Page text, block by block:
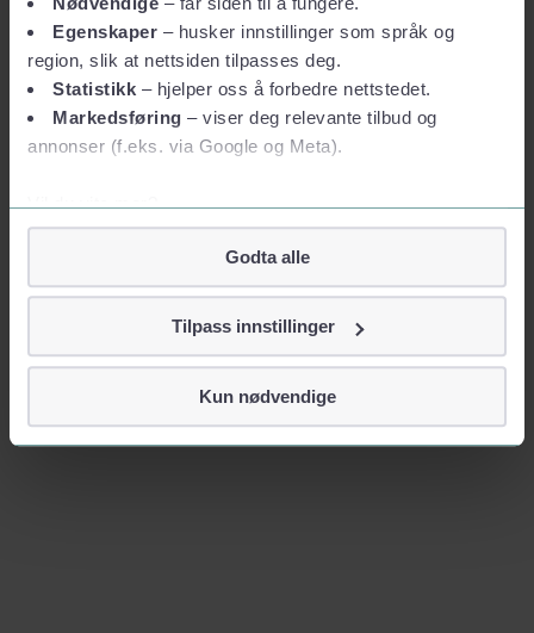
Egenskaper – husker innstillinger som språk og
region, slik at nettsiden tilpasses deg.
Statistikk – hjelper oss å forbedre nettstedet.
Markedsføring – viser deg relevante tilbud og
annonser (f.eks. via Google og Meta).
Vil du vite mer?
Om informasjonskapsler
Googles retningslinjer for personvern
Vi tar ditt personvern på alvor
identifiserer deg, som navn eller telefonnummer.
Godta alle
Tilpass innstillinger
Kun nødvendige